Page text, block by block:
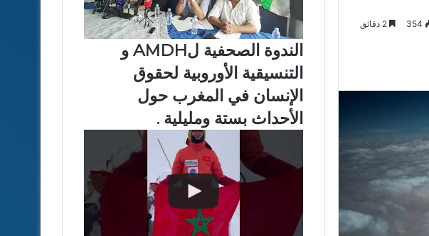
354
الندوة الصحفية لAMDH و
التنسيقية الأوروبية لحقوق
الإنسان في المغرب حول
الأحداث بستة ومليلية .